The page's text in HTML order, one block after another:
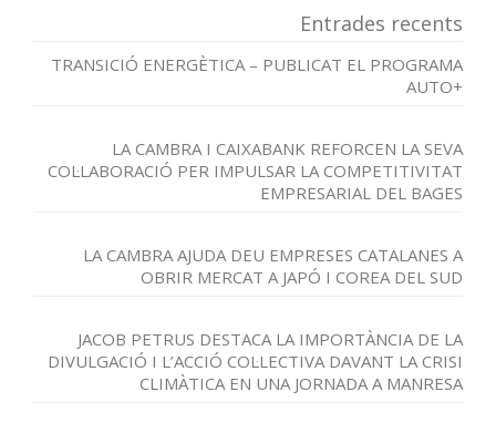
Entrades recents
TRANSICIÓ ENERGÈTICA – PUBLICAT EL PROGRAMA
AUTO+
LA CAMBRA I CAIXABANK REFORCEN LA SEVA
COL·LABORACIÓ PER IMPULSAR LA COMPETITIVITAT
EMPRESARIAL DEL BAGES
LA CAMBRA AJUDA DEU EMPRESES CATALANES A
OBRIR MERCAT A JAPÓ I COREA DEL SUD
JACOB PETRUS DESTACA LA IMPORTÀNCIA DE LA
DIVULGACIÓ I L’ACCIÓ COL·LECTIVA DAVANT LA CRISI
CLIMÀTICA EN UNA JORNADA A MANRESA